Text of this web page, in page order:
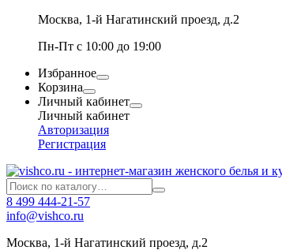
Москва, 1-й Нагатинский проезд, д.2
Пн-Пт с 10:00 до 19:00
Избранное
Корзина
Личный кабинет
Личный кабинет
Авторизация
Регистрация
8 499 444-21-57
info@vishco.ru
Москва, 1-й Нагатинский проезд, д.2